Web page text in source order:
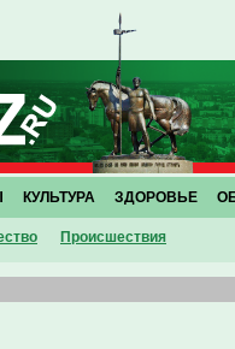
Проиcшествия
КУЛЬТУРА ЗДОРОВЬЕ